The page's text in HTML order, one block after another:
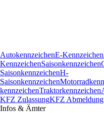
AutokennzeichenE-Kennzeichen
KennzeichenSaisonkennzeichen
SaisonkennzeichenH-
Saisonkennzeichen
kennzeichenTraktorkennzeichen
KFZ ZulassungKFZ Abmeldung
Infos & Ämter